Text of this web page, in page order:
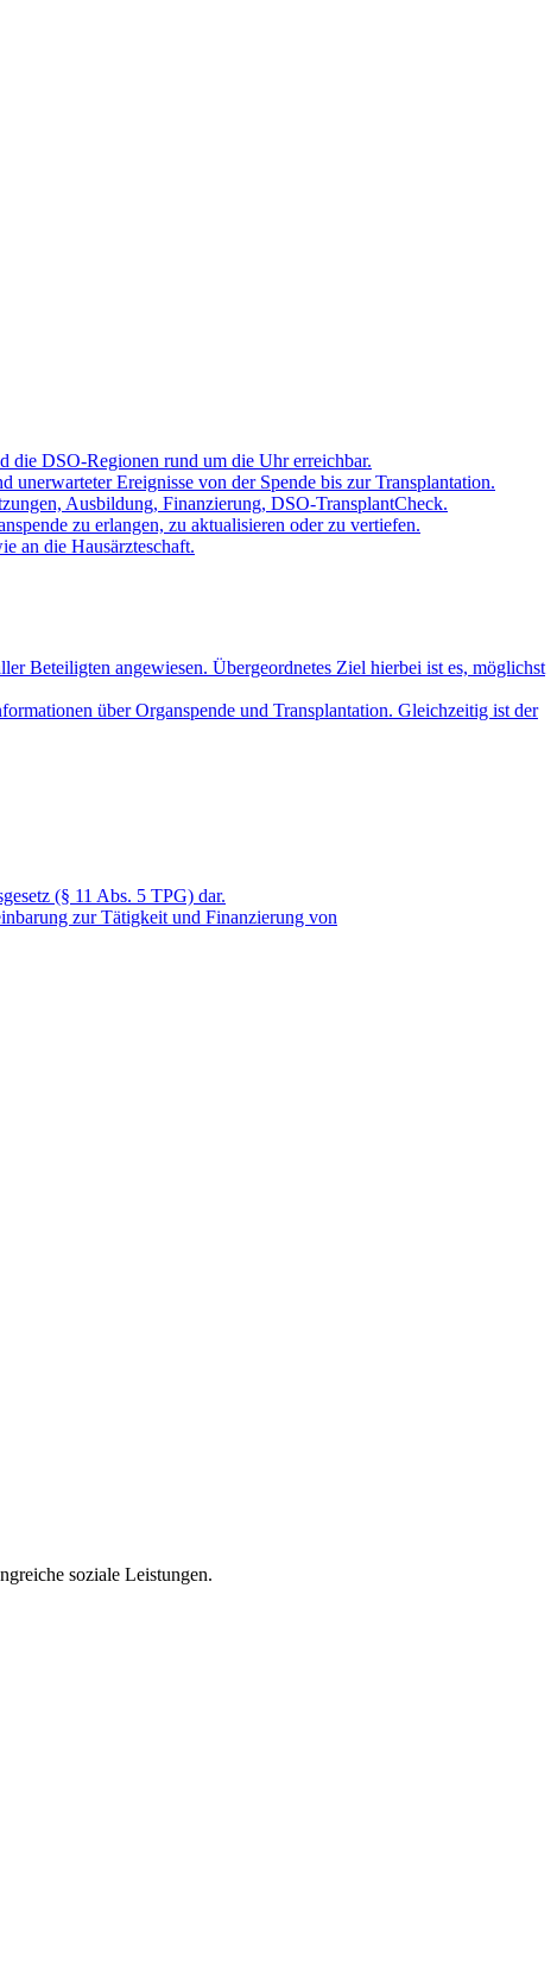
die DSO-Regionen rund um die Uhr erreichbar.
Ereignisse von der Spende bis zur Transplantation.
Ausbildung, Finanzierung, DSO-TransplantCheck.
zu erlangen, zu aktualisieren oder zu vertiefen.
an die Hausärzteschaft.
Beteiligten angewiesen. Übergeordnetes Ziel hierbei ist es, möglichst
über Organspende und Transplantation. Gleichzeitig ist der
(§ 11 Abs. 5 TPG) dar.
zur Tätigkeit und Finanzierung von
soziale Leistungen.